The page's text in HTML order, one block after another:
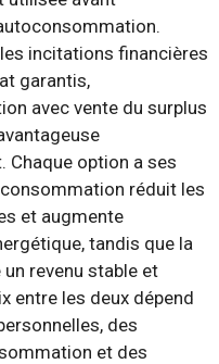
incitations financières
garantis,
avec vente du surplus
Chaque option a ses
réduit les
et augmente
tandis que la
revenu stable et
entre les deux dépend
des
et des